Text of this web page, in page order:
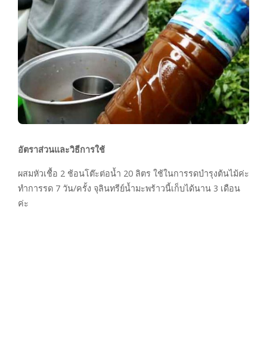
อัตราส่วนและวิธีการใช้
ผสมหัวเชื้อ 2 ช้อนโต๊ะต่อน้ำ 20 ลิตร ใช้ในการรดบำรุงต้นไม้ค่ะ
ทำการรด 7 วัน/ครั้ง จุลินทรีย์น้ำมะพร้าวนี้เก็บได้นาน 3 เดือน
ค่ะ